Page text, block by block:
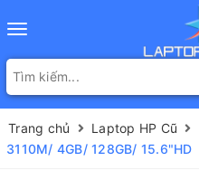
Toggle
Trang chủ Laptop HP Cũ
3110M/ 4GB/ 128GB/ 15.6"HD